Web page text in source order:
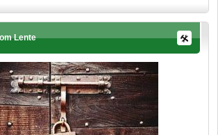
Lente